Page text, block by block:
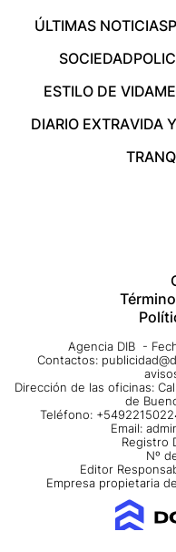
ÚLTIMAS NOTICIAS
SOCIEDAD
ESTILO DE VIDA
DIARIO EXTRAVIDA
Agencia DIB -
Contactos:
Dirección de las oficinas:
de
Teléfono:
Email:
Registro
Nº
Editor
Empresa propietaria